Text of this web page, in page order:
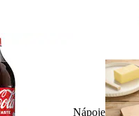
Nápoje